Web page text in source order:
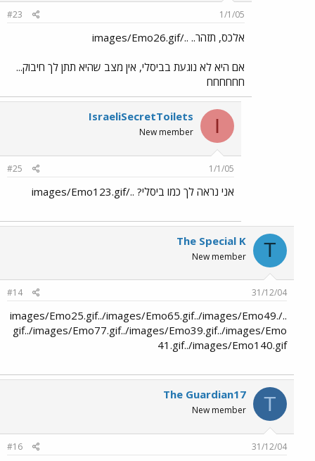
1/1/05
#23
אלכס, תזהר.. ../images/Emo26.gif
אם היא לא נוגעת בביסלי, אין מצב שהיא תתן לך חיבוק...
חחחחחח
I
IsraeliSecretToilets
New member
1/1/05
#25
אני נראה לך כמו ביסלי? ../images/Emo123.gif
T
The Special K
New member
31/12/04
#14
../images/Emo25.gif../images/Emo65.gif../images/Emo49.
gif../images/Emo77.gif../images/Emo39.gif../images/Emo
41.gif../images/Emo140.gif
T
The Guardian17
New member
31/12/04
#16